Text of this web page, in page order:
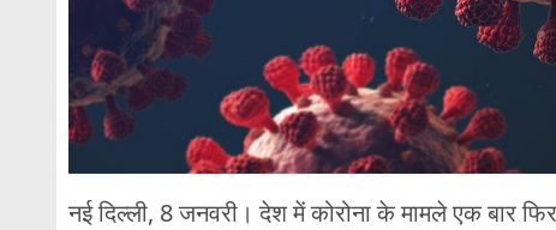
नई दिल्ली, 8 जनवरी। देश में कोरोना के मामले एक बार